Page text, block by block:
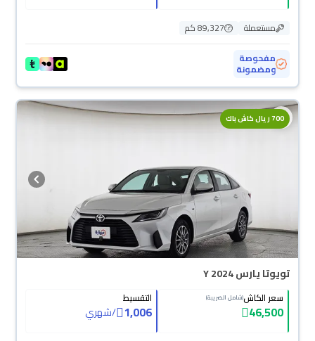
مستعملة
89,327 كم
مفحوصة
ومضمونة
700 ريال كاش باك
تويوتا يارس Y 2024
سعر الكاش(شامل الضريبة)
46,500
التقسيط
1,006
/شهري